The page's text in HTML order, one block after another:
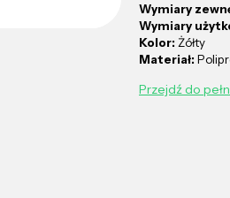
Wymiary
Wymiary
Kolor: Żółty
Materiał:
Przejdź do